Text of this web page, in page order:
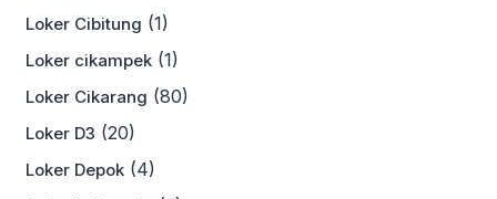
Loker Cibitung (1)
Loker cikampek (1)
Loker Cikarang (80)
Loker D3 (20)
Loker Depok (4)